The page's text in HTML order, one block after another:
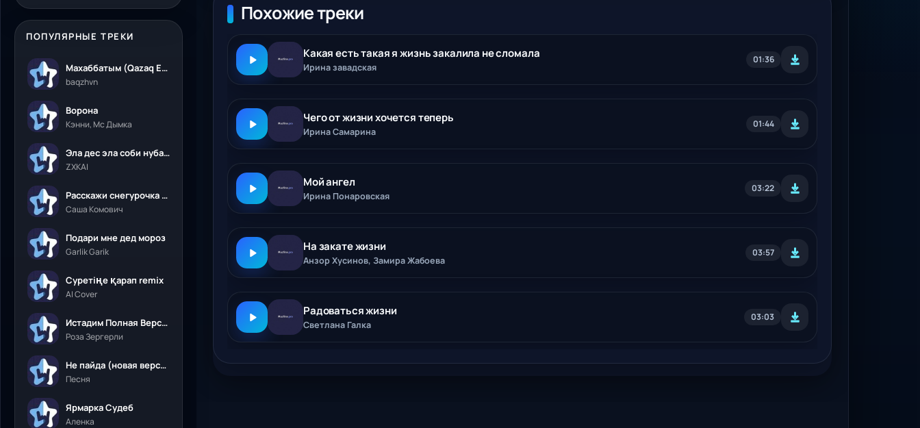
ПОПУЛЯРНЫЕ ТРЕКИ
Махаббатым (Qazaq Edition)
baqzhvn
Ворона
Кэнни, Мс Дымка
Эла дес эла соби нубалеприсон
ZXKAI
Расскажи снегурочка где была
Саша Комович
Подари мне дед мороз
Garlik Garik
Суретіңе қарап remix
AI Cover
Истадим Полная Версия
Роза Зергерли
Не пайда (новая версия)
Песня
Ярмарка Судеб
Аленка
Похожие треки
Какая есть такая я жизнь закалила не сломала
Ирина завадская
01:36
Чего от жизни хочется теперь
Ирина Самарина
01:44
Мой ангел
Ирина Понаровская
03:22
На закате жизни
Анзор Хусинов, Замира Жабоева
03:57
Радоваться жизни
Светлана Галка
03:03